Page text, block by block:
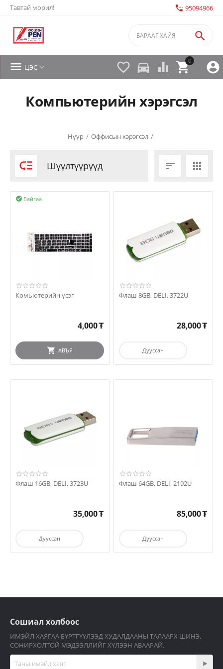
Тавтай морил! settings_phone 95094966


0

 directions_car 
 ЦЭС 
Компьютерийн хэрэгсэл
Нүүр / Оффисын хэрэгсэл /
 Шүүлтүүрүүд  
Байгаа

Комьютерийн үсэг
4,000₮
АВЪЯ
Флаш 8GB, DELI, 3722U
28,000₮
Дууссан
Флаш 16GB, DELI, 3723U
35,000₮
Дууссан
Флаш 64GB, DELI, 2192U
85,000₮
Дууссан
Сошиал холбоос
ИМЭЙЛ ХАЯГАА БҮРТГҮҮЛЭЭД ХУДАЛДААНЫ ТАЛААРХ ШИНЭ,
СОНИРХОЛТОЙ МЭДЭЭЛЛИЙГ ХҮЛЭЭН АВААРАЙ.